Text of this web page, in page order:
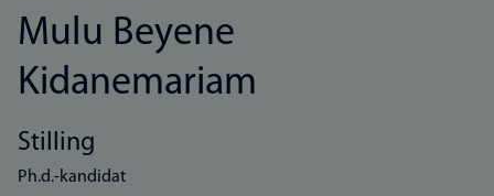
Mulu Beyene
Kidanemariam
Stilling
Ph.d.-kandidat